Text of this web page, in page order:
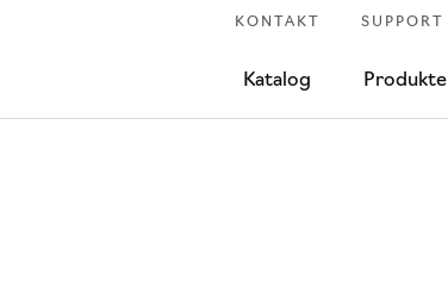
KONTAKT SUPPORT
Katalog Produkte